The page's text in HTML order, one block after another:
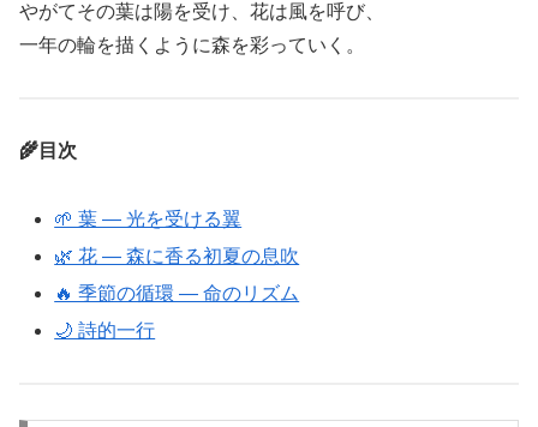
やがてその葉は陽を受け、花は風を呼び、
一年の輪を描くように森を彩っていく。
🌾目次
🌱 葉 ― 光を受ける翼
🌿 花 ― 森に香る初夏の息吹
🔥 季節の循環 ― 命のリズム
🌙 詩的一行